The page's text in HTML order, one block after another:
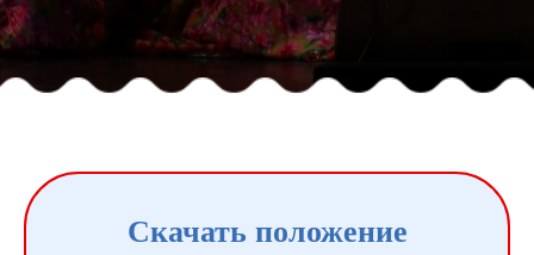
Скачать положение